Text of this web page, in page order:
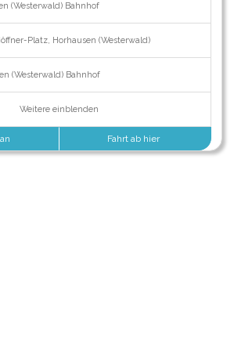
(Westerwald) Bahnhof
Platz, Horhausen (Westerwald)
(Westerwald) Bahnhof
Weitere einblenden
Fahrt ab hier